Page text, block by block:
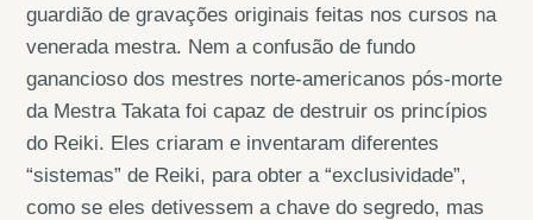
guardião de gravações originais feitas nos cursos na
venerada mestra. Nem a confusão de fundo
ganancioso dos mestres norte-americanos pós-morte
da Mestra Takata foi capaz de destruir os princípios
do Reiki. Eles criaram e inventaram diferentes
“sistemas” de Reiki, para obter a “exclusividade”,
como se eles detivessem a chave do segredo, mas